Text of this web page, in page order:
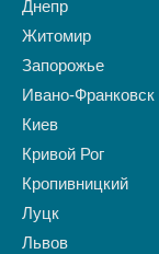
Днепр
Житомир
Запорожье
Ивано-Франковск
Киев
Кривой Рог
Кропивницкий
Луцк
Львов